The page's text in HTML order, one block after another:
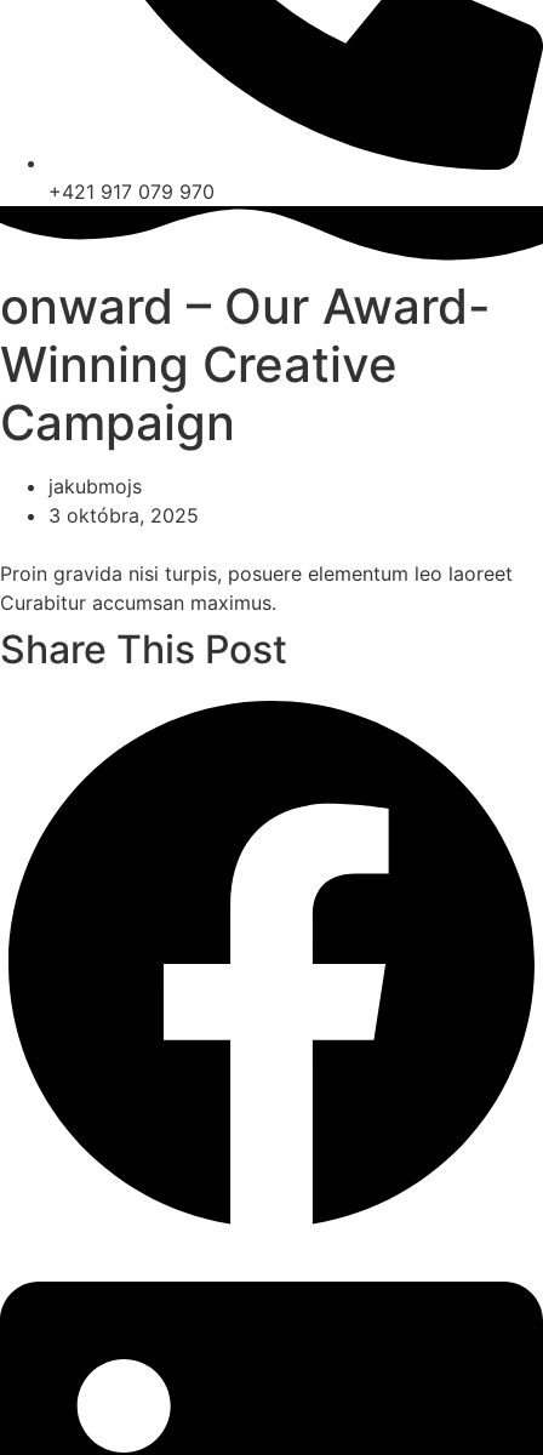
+421 917 079 970
onward – Our Award-
Winning Creative
Campaign
jakubmojs
3 októbra, 2025
Proin gravida nisi turpis, posuere elementum leo laoreet
Curabitur accumsan maximus.
Share This Post